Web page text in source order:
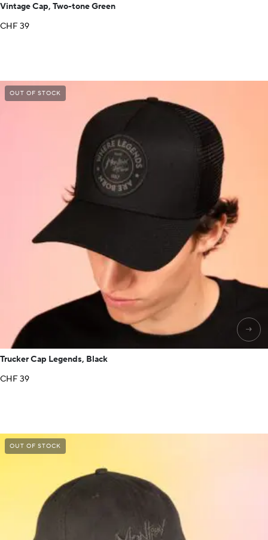
Vintage Cap, Two-tone Green
CHF39
→
OUT OF STOCK
Trucker Cap Legends, Black
CHF39
OUT OF STOCK